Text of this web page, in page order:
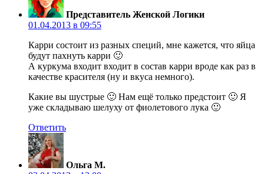
Представитель Женской Логики
01.04.2013 в 09:55
Карри состоит из разных специй, мне кажется, что яйца
будут пахнуть карри 🙂
А куркума входит входит в состав карри вроде как раз в
качестве красителя (ну и вкуса немного).
Какие вы шустрые 🙂 Нам ещё только предстоит 🙂 Я
уже складываю шелуху от фиолетового лука 🙂
Ответить
Ольга М.